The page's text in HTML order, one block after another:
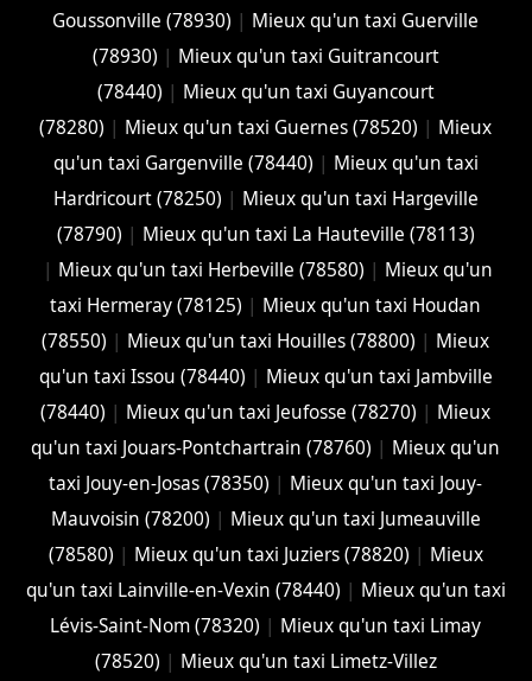
Goussonville (78930) | Mieux qu'un taxi Guerville
(78930) | Mieux qu'un taxi Guitrancourt
(78440) | Mieux qu'un taxi Guyancourt
(78280) | Mieux qu'un taxi Guernes (78520) | Mieux
qu'un taxi Gargenville (78440) | Mieux qu'un taxi
Hardricourt (78250) | Mieux qu'un taxi Hargeville
(78790) | Mieux qu'un taxi La Hauteville (78113)
| Mieux qu'un taxi Herbeville (78580) | Mieux qu'un
taxi Hermeray (78125) | Mieux qu'un taxi Houdan
(78550) | Mieux qu'un taxi Houilles (78800) | Mieux
qu'un taxi Issou (78440) | Mieux qu'un taxi Jambville
(78440) | Mieux qu'un taxi Jeufosse (78270) | Mieux
qu'un taxi Jouars-Pontchartrain (78760) | Mieux qu'un
taxi Jouy-en-Josas (78350) | Mieux qu'un taxi Jouy-
Mauvoisin (78200) | Mieux qu'un taxi Jumeauville
(78580) | Mieux qu'un taxi Juziers (78820) | Mieux
qu'un taxi Lainville-en-Vexin (78440) | Mieux qu'un taxi
Lévis-Saint-Nom (78320) | Mieux qu'un taxi Limay
(78520) | Mieux qu'un taxi Limetz-Villez